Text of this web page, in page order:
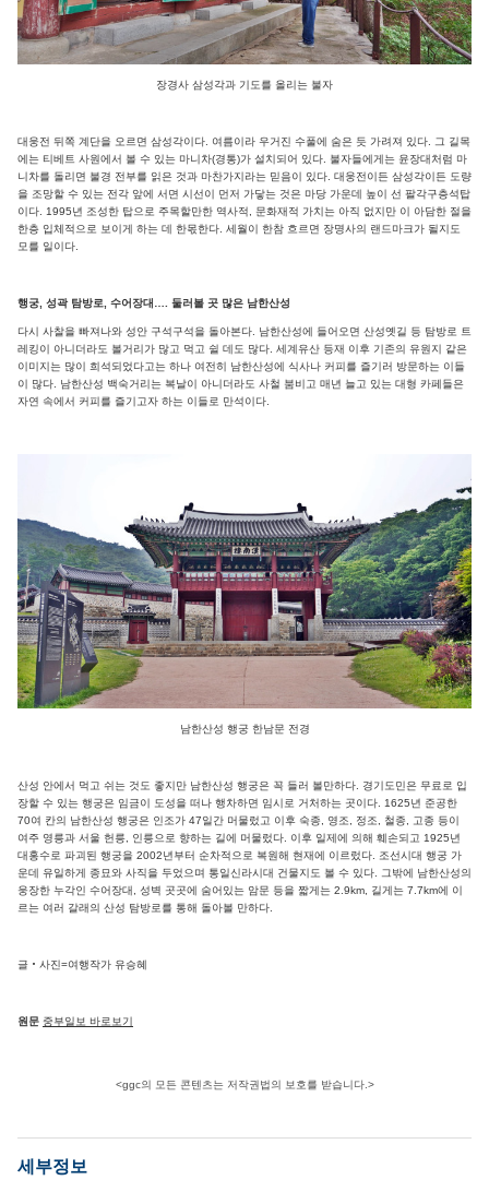
장경사 삼성각과 기도를 올리는 불자
대웅전 뒤쪽 계단을 오르면 삼성각이다. 여름이라 우거진 수풀에 숨은 듯 가려져 있다. 그 길목
에는 티베트 사원에서 볼 수 있는 마니차(경통)가 설치되어 있다. 불자들에게는 윤장대처럼 마
니차를 돌리면 불경 전부를 읽은 것과 마찬가지라는 믿음이 있다. 대웅전이든 삼성각이든 도량
을 조망할 수 있는 전각 앞에 서면 시선이 먼저 가닿는 것은 마당 가운데 높이 선 팔각구층석탑
이다. 1995년 조성한 탑으로 주목할만한 역사적, 문화재적 가치는 아직 없지만 이 아담한 절을
한층 입체적으로 보이게 하는 데 한몫한다. 세월이 한참 흐르면 장명사의 랜드마크가 될지도
모를 일이다.
행궁, 성곽 탐방로, 수어장대…. 둘러볼 곳 많은 남한산성
다시 사찰을 빠져나와 성안 구석구석을 돌아본다. 남한산성에 들어오면 산성옛길 등 탐방로 트
레킹이 아니더라도 볼거리가 많고 먹고 쉴 데도 많다. 세계유산 등재 이후 기존의 유원지 같은
이미지는 많이 희석되었다고는 하나 여전히 남한산성에 식사나 커피를 즐기러 방문하는 이들
이 많다. 남한산성 백숙거리는 복날이 아니더라도 사철 붐비고 매년 늘고 있는 대형 카페들은
자연 속에서 커피를 즐기고자 하는 이들로 만석이다.
남한산성 행궁 한남문 전경
산성 안에서 먹고 쉬는 것도 좋지만 남한산성 행궁은 꼭 들러 볼만하다. 경기도민은 무료로 입
장할 수 있는 행궁은 임금이 도성을 떠나 행차하면 임시로 거처하는 곳이다. 1625년 준공한
70여 칸의 남한산성 행궁은 인조가 47일간 머물렀고 이후 숙종, 영조, 정조, 철종, 고종 등이
여주 영릉과 서울 헌릉, 인릉으로 향하는 길에 머물렀다. 이후 일제에 의해 훼손되고 1925년
대홍수로 파괴된 행궁을 2002년부터 순차적으로 복원해 현재에 이르렀다. 조선시대 행궁 가
운데 유일하게 종묘와 사직을 두었으며 통일신라시대 건물지도 볼 수 있다. 그밖에 남한산성의
웅장한 누각인 수어장대, 성벽 곳곳에 숨어있는 암문 등을 짧게는 2.9km, 길게는 7.7km에 이
르는 여러 갈래의 산성 탐방로를 통해 돌아볼 만하다.
글‧사진=여행작가 유승혜
원문 중부일보 바로보기
<ggc의 모든 콘텐츠는 저작권법의 보호를 받습니다.>
세부정보